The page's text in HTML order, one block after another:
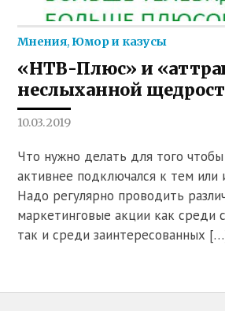
Мнения,Юмор и казусы
«НТВ-Плюс» и
неслыханной
10.03.2019
Что нужно делать для того
активнее подключался к тем или
Надо регулярно проводить
маркетинговые акции как среди
так и среди заинтересованных